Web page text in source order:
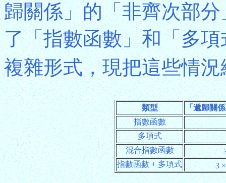
歸關係」的「非齊次部
了「指數函數」和「多
複雜形式，現把這些情
類型
「遞歸關
指數函數
多項式
混合指數函數
指數函數 + 多項式
3